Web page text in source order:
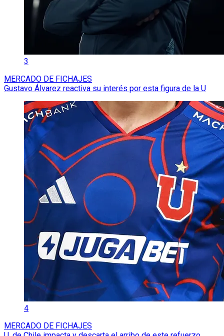
3
MERCADO DE FICHAJES
Gustavo Álvarez reactiva su interés por esta figura de la U
4
MERCADO DE FICHAJES